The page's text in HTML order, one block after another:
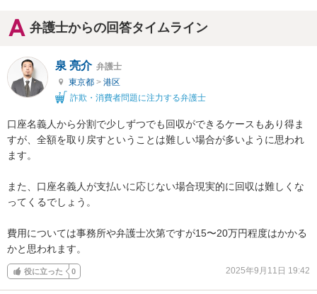
弁護士からの回答タイムライン
泉 亮介 弁護士
東京都 > 港区
詐欺・消費者問題に注力する弁護士
口座名義人から分割で少しずつでも回収ができるケースもあり得ま
すが、全額を取り戻すということは難しい場合が多いように思われ
ます。
また、口座名義人が支払いに応じない場合現実的に回収は難しくな
ってくるでしょう。
費用については事務所や弁護士次第ですが15〜20万円程度はかかる
かと思われます。
役に立った 0 2025年9月11日 19:42